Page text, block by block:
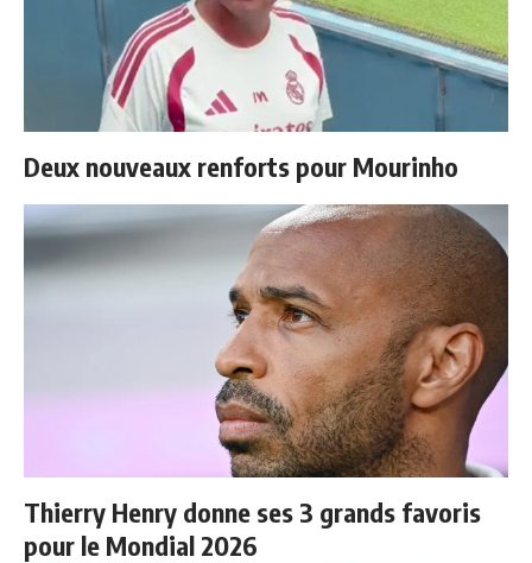
Deux nouveaux renforts pour Mourinho
Thierry Henry donne ses 3 grands favoris
pour le Mondial 2026